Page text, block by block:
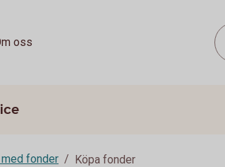
oss
med fonder Köpa fonder